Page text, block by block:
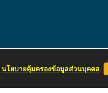
หน้าแรก
นโยบายคุ้มครองข้อมูลส่วนบุคคล.